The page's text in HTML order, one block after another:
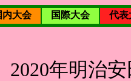
内大会 国際大会
代表
2020年明治